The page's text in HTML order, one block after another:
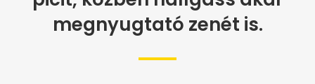
megnyugtató zenét is.